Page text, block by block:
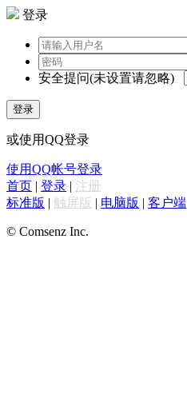
登录
安全提问(未设置请忽略)
登录
或使用QQ登录
使用QQ帐号登录
首页 | 登录 | 注册
标准版 | 触屏版 | 电脑版 | 客户端
© Comsenz Inc.